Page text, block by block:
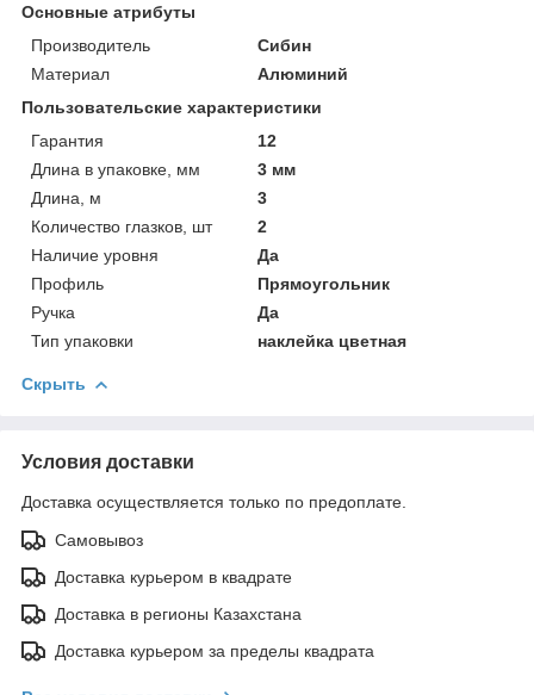
Основные атрибуты
Производитель
Сибин
Материал
Алюминий
Пользовательские характеристики
Гарантия
12
Длина в упаковке, мм
3 мм
Длина, м
3
Количество глазков, шт
2
Наличие уровня
Да
Профиль
Прямоугольник
Ручка
Да
Тип упаковки
наклейка цветная
Скрыть
Условия доставки
Доставка осуществляется только по предоплате.
Самовывоз
Доставка курьером в квадрате
Доставка в регионы Казахстана
Доставка курьером за пределы квадрата